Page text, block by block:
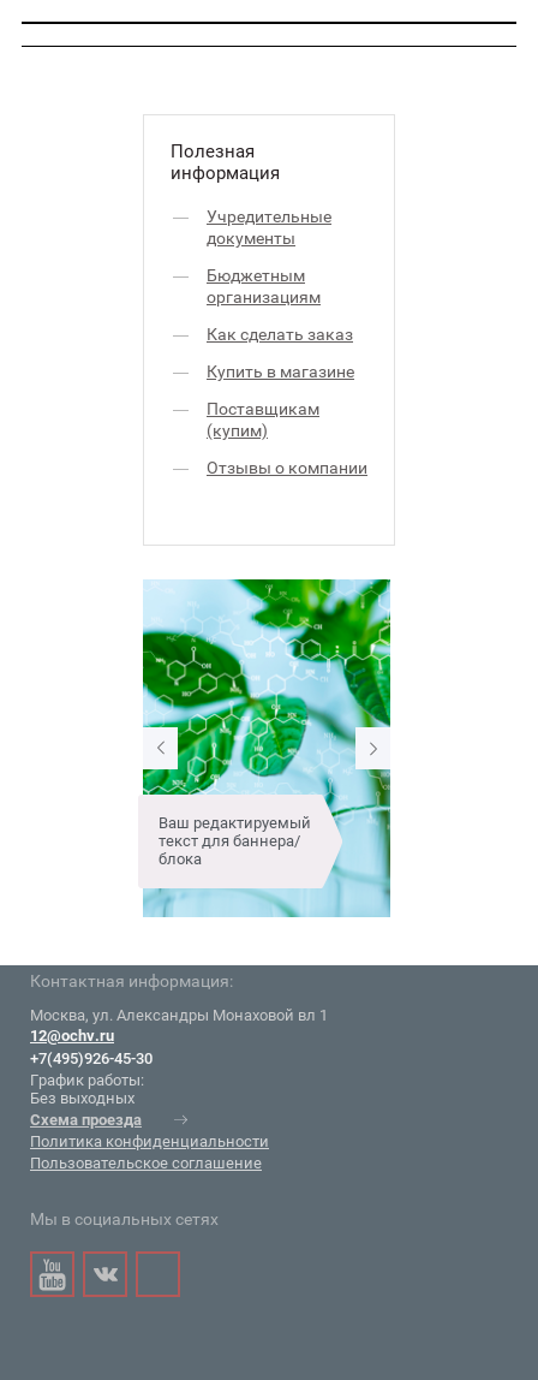
Полезная
информация
Учредительные
документы
Бюджетным
организациям
Как сделать заказ
Купить в магазине
Поставщикам
(купим)
Отзывы о компании
Ваш редактируемый
текст для баннера/
блока
Контактная информация:
Москва, ул. Александры Монаховой вл 1
12@ochv.ru
+7(495)926-45-30
График работы:
Без выходных
Схема проезда
Политика конфиденциальности
Пользовательское соглашение
Мы в социальных сетях